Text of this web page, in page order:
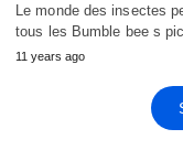
Le monde des insectes
tous les Bumble bee s
11 years ago